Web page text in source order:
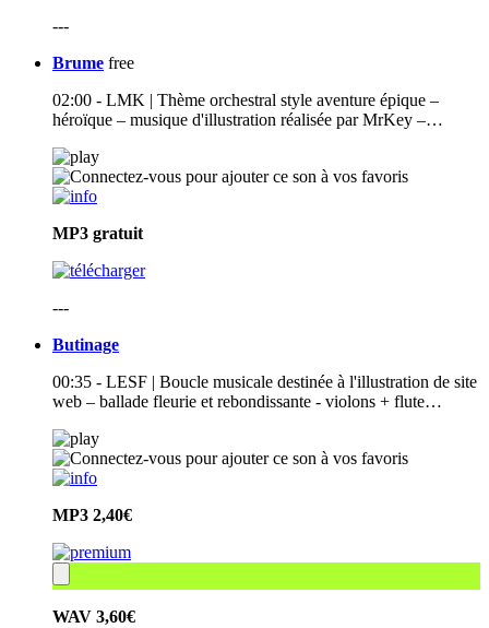
---
Brume free
02:00 - LMK | Thème orchestral style aventure épique –
héroïque – musique d'illustration réalisée par MrKey –…
MP3 gratuit
---
Butinage
00:35 - LESF | Boucle musicale destinée à l'illustration de site
web – ballade fleurie et rebondissante - violons + flute…
MP3 2,40€
WAV 3,60€